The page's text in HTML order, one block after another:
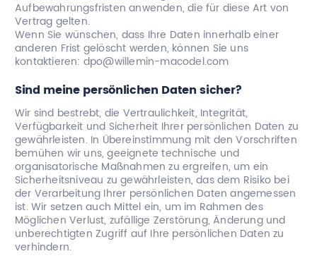
Aufbewahrungsfristen anwenden, die für diese Art von
Vertrag gelten.
Wenn Sie wünschen, dass Ihre Daten innerhalb einer
anderen Frist gelöscht werden, können Sie uns
kontaktieren: dpo@willemin-macodel.com
Sind meine persönlichen Daten sicher?
Wir sind bestrebt, die Vertraulichkeit, Integrität,
Verfügbarkeit und Sicherheit Ihrer persönlichen Daten zu
gewährleisten. In Übereinstimmung mit den Vorschriften
bemühen wir uns, geeignete technische und
organisatorische Maßnahmen zu ergreifen, um ein
Sicherheitsniveau zu gewährleisten, das dem Risiko bei
der Verarbeitung Ihrer persönlichen Daten angemessen
ist. Wir setzen auch Mittel ein, um im Rahmen des
Möglichen Verlust, zufällige Zerstörung, Änderung und
unberechtigten Zugriff auf Ihre persönlichen Daten zu
verhindern.